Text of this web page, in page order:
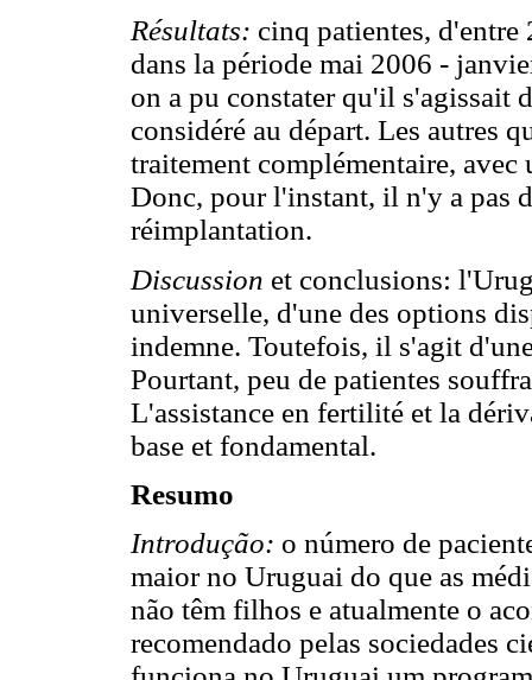
Résultats: cinq patientes, d'entre
dans la période mai 2006 -
on a pu constater qu'il s'agissait
considéré au départ. Les autres
traitement complémentaire,
Donc, pour l'instant, il n'y a pas
réimplantation.
Discussion et conclusions:
universelle, d'une des options
indemne. Toutefois, il s'agit
Pourtant, peu de patientes
L'assistance en fertilité et la
base et fondamental.
Resumo
Introdução: o número de
maior no Uruguai do que as
não têm filhos e atualmente o
recomendado pelas sociedades